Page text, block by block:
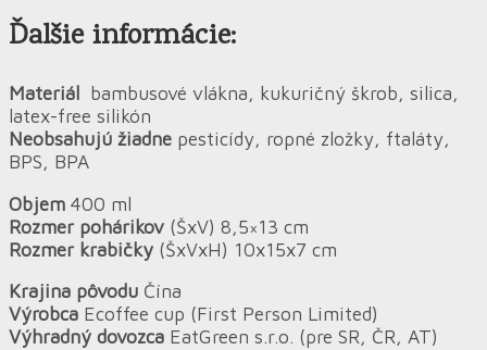
Ďalšie informácie:
Materiál bambusové vlákna, kukuričný škrob, silica,
latex-free silikón
Neobsahujú žiadne pesticídy, ropné zložky, ftaláty,
BPS, BPA
Objem 400 ml
Rozmer pohárikov (ŠxV) 8,5×13 cm
Rozmer krabičky (ŠxVxH) 10x15x7 cm
Krajina pôvodu Čína
Výrobca Ecoffee cup (First Person Limited)
Výhradný dovozca EatGreen s.r.o. (pre SR, ČR, AT)